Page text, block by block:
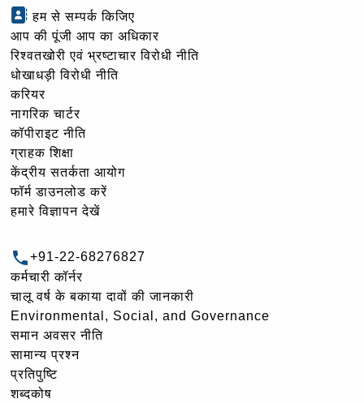
हम से सम्पर्क किजिए
आप की पूंजी आप का अधिकार
रिश्वतखोरी एवं भ्रष्टाचार विरोधी नीति
धोखाधड़ी विरोधी नीति
करियर
नागरिक चार्टर
कॉपीराइट नीति
ग्राहक शिक्षा
केंद्रीय सतर्कता आयोग
फॉर्म डाउनलोड करें
हमारे विज्ञापन देखें
+91-22-68276827
कर्मचारी कॉर्नर
चालू वर्ष के बकाया दावों की जानकारी
Environmental, Social, and Governance
समान अवसर नीति
सामान्य प्रश्न
प्रतिपुष्टि
शब्दकोष